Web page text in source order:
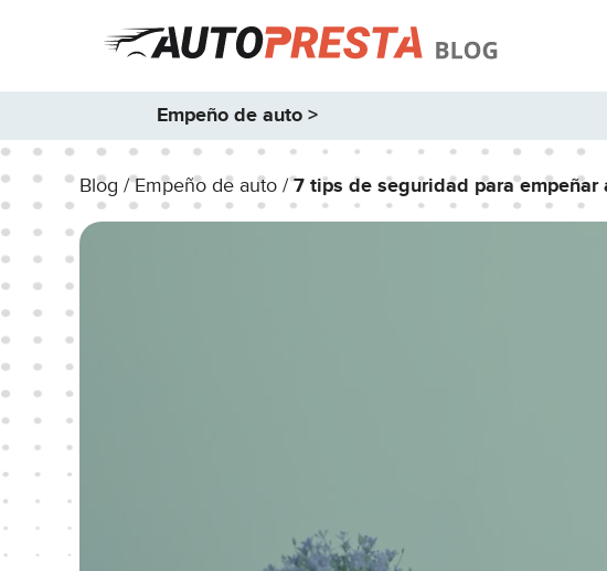
Empeño de auto >
Blog /Empeño de auto /7 tips de seguridad para